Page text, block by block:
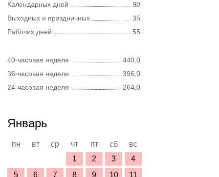
Календарных дней
90
Выходных и праздничных
35
Рабочих дней
55
40-часовая неделя
440,0
36-часовая неделя
396,0
24-часовая неделя
264,0
Январь
пн вт ср чт пт сб
вс
1
2 3
4
5
6 7 8 9 10
11